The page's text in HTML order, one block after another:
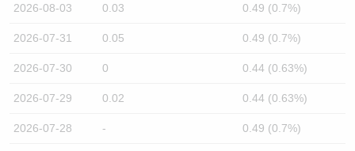
2026-08-03 0.03 0.49 (0.7%)
2026-07-31 0.05 0.49 (0.7%)
2026-07-30 0 0.44 (0.63%)
2026-07-29 0.02 0.44 (0.63%)
2026-07-28 - 0.49 (0.7%)